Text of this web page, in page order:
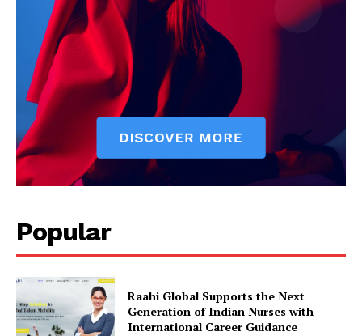
Popular
Raahi Global Supports the Next
Generation of Indian Nurses with
International Career Guidance